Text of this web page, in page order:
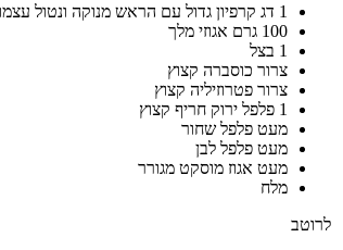
1 דג קרפיון גדול עם הראש מנוקה ונטול עצמות (מוכן למילוי)
100 גרם אגוזי מלך
1 בצל
צרור כוסברה קצוץ
צרור פטרוזיליה קצוץ
1 פלפל ירוק חריף קצוץ
מעט פלפל שחור
מעט פלפל לבן
מעט אגוז מוסקט מגורר
מלח
לרוטב